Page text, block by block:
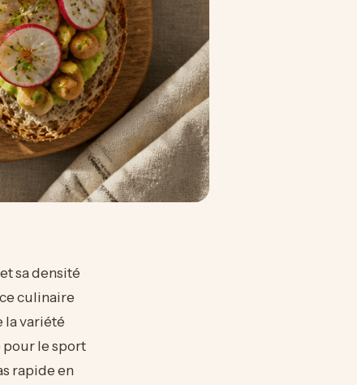
sa densité
culinaire
la variété
pour le sport
rapide en